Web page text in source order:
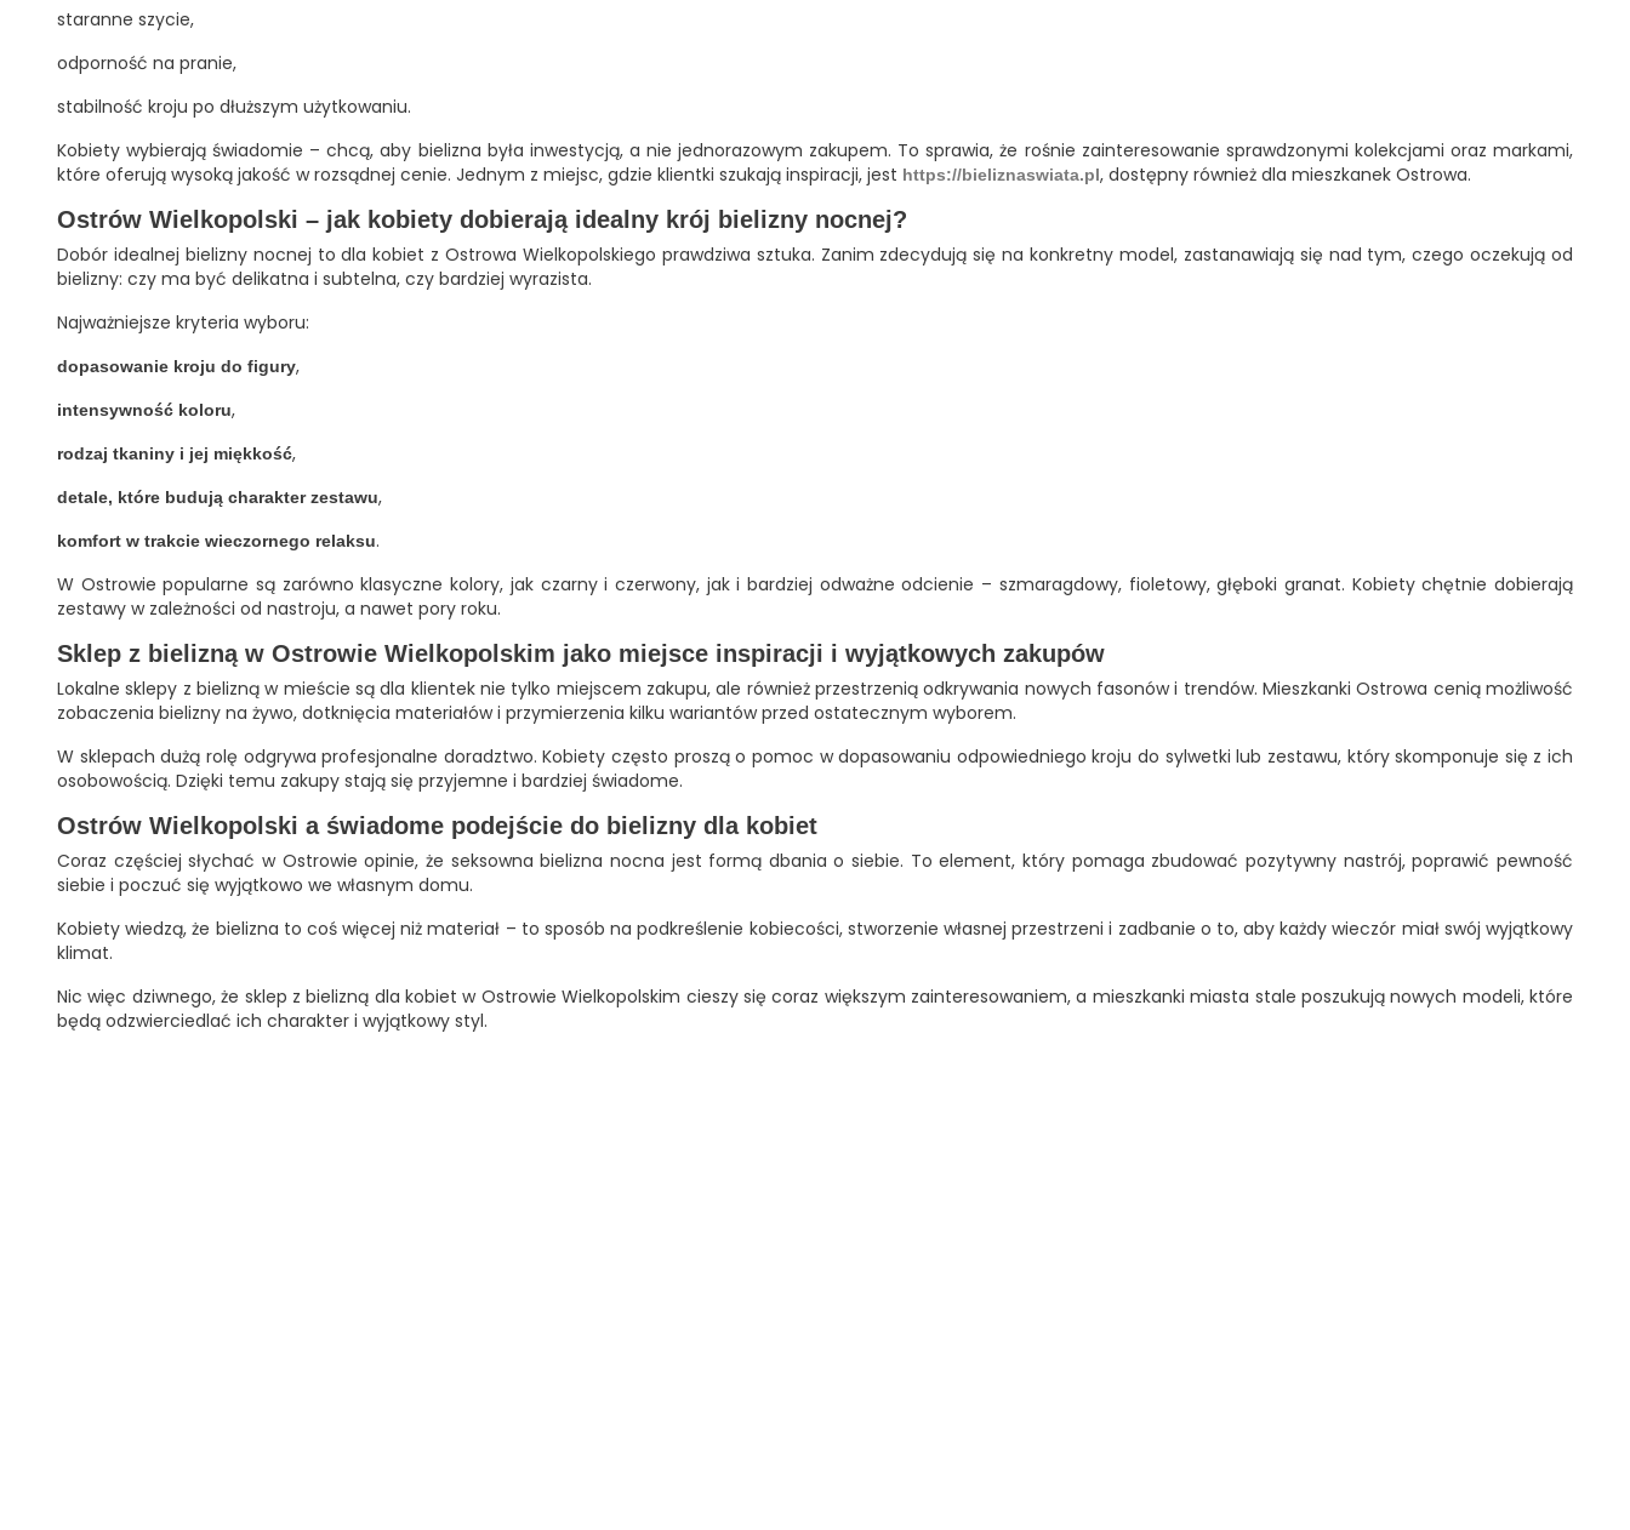
staranne szycie,
odporność na pranie,
stabilność kroju po dłuższym użytkowaniu.
Kobiety wybierają świadomie – chcą, aby bielizna była inwestycją, a nie jednorazowym zakupem. To sprawia, że rośnie zainteresowanie sprawdzonymi kolekcjami oraz markami,
które oferują wysoką jakość w rozsądnej cenie. Jednym z miejsc, gdzie klientki szukają inspiracji, jest https://bieliznaswiata.pl, dostępny również dla mieszkanek Ostrowa.
Ostrów Wielkopolski – jak kobiety dobierają idealny krój bielizny nocnej?
Dobór idealnej bielizny nocnej to dla kobiet z Ostrowa Wielkopolskiego prawdziwa sztuka. Zanim zdecydują się na konkretny model, zastanawiają się nad tym, czego oczekują od
bielizny: czy ma być delikatna i subtelna, czy bardziej wyrazista.
Najważniejsze kryteria wyboru:
dopasowanie kroju do figury,
intensywność koloru,
rodzaj tkaniny i jej miękkość,
detale, które budują charakter zestawu,
komfort w trakcie wieczornego relaksu.
W Ostrowie popularne są zarówno klasyczne kolory, jak czarny i czerwony, jak i bardziej odważne odcienie – szmaragdowy, fioletowy, głęboki granat. Kobiety chętnie dobierają
zestawy w zależności od nastroju, a nawet pory roku.
Sklep z bielizną w Ostrowie Wielkopolskim jako miejsce inspiracji i wyjątkowych zakupów
Lokalne sklepy z bielizną w mieście są dla klientek nie tylko miejscem zakupu, ale również przestrzenią odkrywania nowych fasonów i trendów. Mieszkanki Ostrowa cenią możliwość
zobaczenia bielizny na żywo, dotknięcia materiałów i przymierzenia kilku wariantów przed ostatecznym wyborem.
W sklepach dużą rolę odgrywa profesjonalne doradztwo. Kobiety często proszą o pomoc w dopasowaniu odpowiedniego kroju do sylwetki lub zestawu, który skomponuje się z ich
osobowością. Dzięki temu zakupy stają się przyjemne i bardziej świadome.
Ostrów Wielkopolski a świadome podejście do bielizny dla kobiet
Coraz częściej słychać w Ostrowie opinie, że seksowna bielizna nocna jest formą dbania o siebie. To element, który pomaga zbudować pozytywny nastrój, poprawić pewność
siebie i poczuć się wyjątkowo we własnym domu.
Kobiety wiedzą, że bielizna to coś więcej niż materiał – to sposób na podkreślenie kobiecości, stworzenie własnej przestrzeni i zadbanie o to, aby każdy wieczór miał swój wyjątkowy
klimat.
Nic więc dziwnego, że sklep z bielizną dla kobiet w Ostrowie Wielkopolskim cieszy się coraz większym zainteresowaniem, a mieszkanki miasta stale poszukują nowych modeli, które
będą odzwierciedlać ich charakter i wyjątkowy styl.